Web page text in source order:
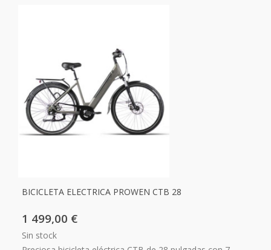
BICICLETA ELECTRICA PROWEN CTB 28
1 499,00 €
Sin stock